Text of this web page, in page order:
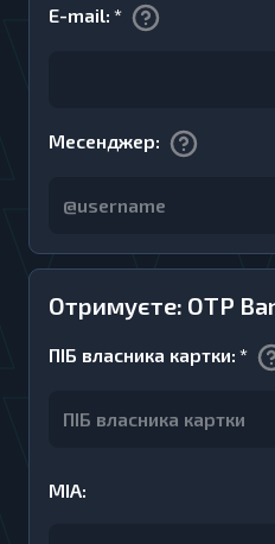
Отримуєте: OTP
ПІБ власника картки: *
MIA:
E-mail: *
Месенджер: